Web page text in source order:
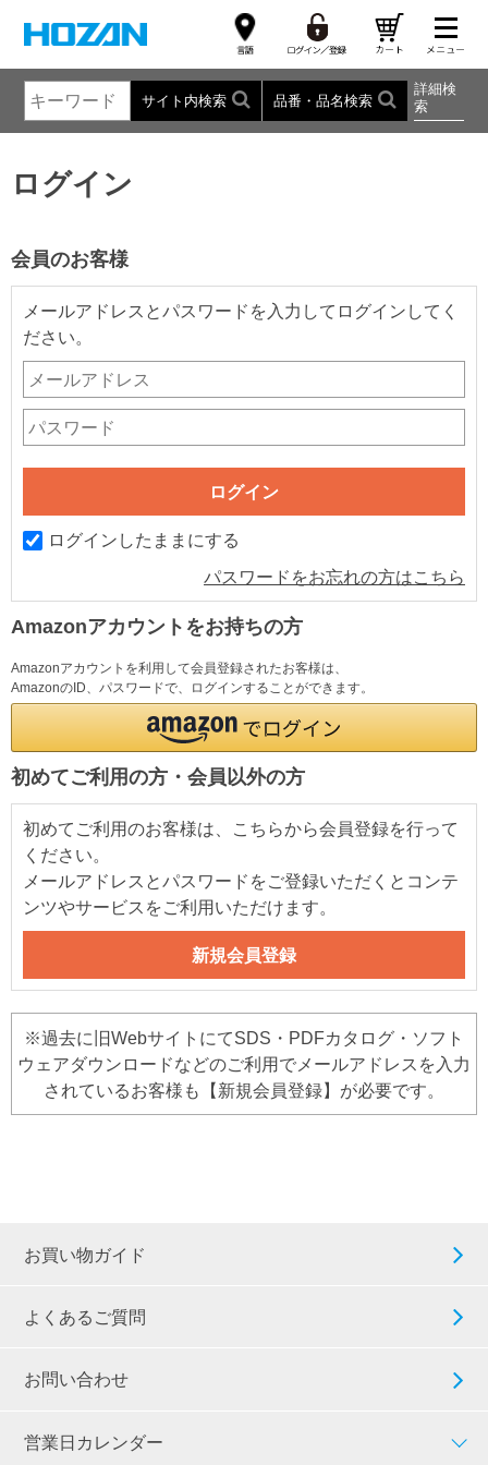
サイト内検索 品番・品名検索
詳細検
索
ログイン
会員のお客様
メールアドレスとパスワードを入力してログインしてく
ださい。
ログインしたままにする
パスワードをお忘れの方はこちら
Amazonアカウントをお持ちの方
Amazonアカウントを利用して会員登録されたお客様は、
AmazonのID、パスワードで、ログインすることができます。
初めてご利用の方・会員以外の方
初めてご利用のお客様は、こちらから会員登録を行って
ください。
メールアドレスとパスワードをご登録いただくとコンテ
ンツやサービスをご利用いただけます。
※過去に旧WebサイトにてSDS・PDFカタログ・ソフト
ウェアダウンロードなどのご利用でメールアドレスを入力
されているお客様も【新規会員登録】が必要です。
お買い物ガイド
よくあるご質問
お問い合わせ
営業日カレンダー